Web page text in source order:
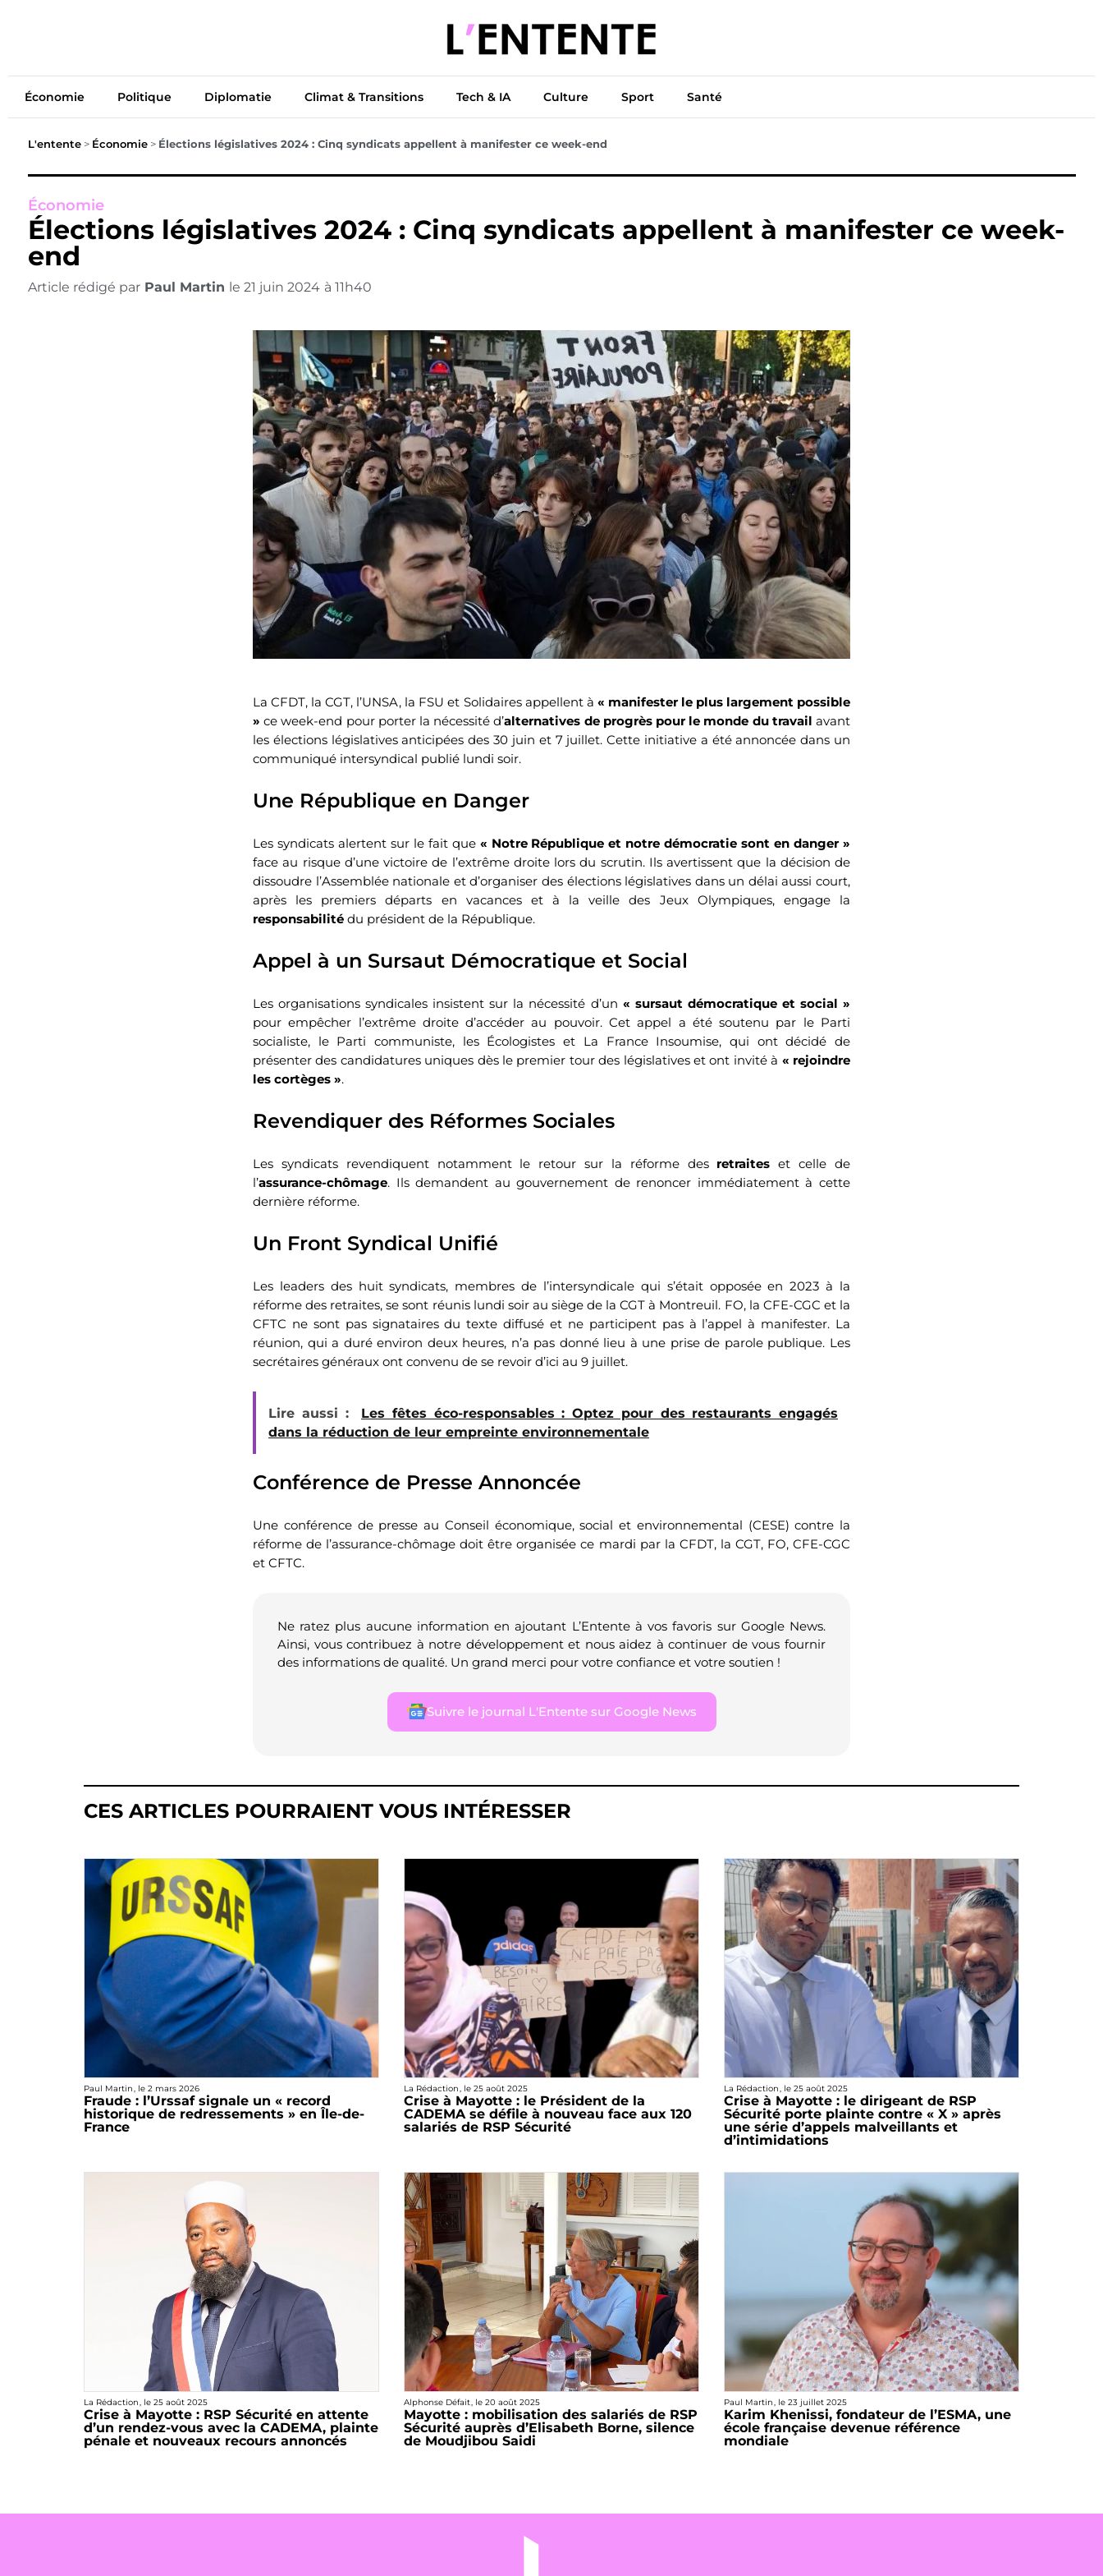
Diplomatie Climat & Transitions Tech & IA
Économie Politique Diplomatie Climat & Transitions Tech & IA Culture Sport Santé
L'entente> Économie> Élections législatives 2024 : Cinq syndicats appellent à manifester ce week-end
Économie
Élections législatives 2024 : Cinq syndicats appellent à manifester ce week-
end
Article rédigé par Paul Martin le 21 juin 2024 à 11h40
La CFDT, la CGT, l’UNSA, la FSU et Solidaires appellent à « manifester le plus largement possible
» ce week-end pour porter la nécessité d’alternatives de progrès pour le monde du travail avant
les élections législatives anticipées des 30 juin et 7 juillet. Cette initiative a été annoncée dans un
communiqué intersyndical publié lundi soir.
Une République en Danger
Les syndicats alertent sur le fait que « Notre République et notre démocratie sont en danger »
face au risque d’une victoire de l’extrême droite lors du scrutin. Ils avertissent que la décision de
dissoudre l’Assemblée nationale et d’organiser des élections législatives dans un délai aussi court,
après les premiers départs en vacances et à la veille des Jeux Olympiques, engage la
responsabilité du président de la République.
Appel à un Sursaut Démocratique et Social
Les organisations syndicales insistent sur la nécessité d’un « sursaut démocratique et social »
pour empêcher l’extrême droite d’accéder au pouvoir. Cet appel a été soutenu par le Parti
socialiste, le Parti communiste, les Écologistes et La France Insoumise, qui ont décidé de
présenter des candidatures uniques dès le premier tour des législatives et ont invité à « rejoindre
les cortèges ».
Revendiquer des Réformes Sociales
Les syndicats revendiquent notamment le retour sur la réforme des retraites et celle de
l’assurance-chômage. Ils demandent au gouvernement de renoncer immédiatement à cette
dernière réforme.
Un Front Syndical Unifié
Les leaders des huit syndicats, membres de l’intersyndicale qui s’était opposée en 2023 à la
réforme des retraites, se sont réunis lundi soir au siège de la CGT à Montreuil. FO, la CFE-CGC et la
CFTC ne sont pas signataires du texte diffusé et ne participent pas à l’appel à manifester. La
réunion, qui a duré environ deux heures, n’a pas donné lieu à une prise de parole publique. Les
secrétaires généraux ont convenu de se revoir d’ici au 9 juillet.
Lire aussi :
Les fêtes éco-responsables : Optez pour des restaurants engagés
dans la réduction de leur empreinte environnementale
Conférence de Presse Annoncée
Une conférence de presse au Conseil économique, social et environnemental (CESE) contre la
réforme de l’assurance-chômage doit être organisée ce mardi par la CFDT, la CGT, FO, CFE-CGC
et CFTC.
Ne ratez plus aucune information en ajoutant L’Entente à vos favoris sur Google News.
Ainsi, vous contribuez à notre développement et nous aidez à continuer de vous fournir
des informations de qualité. Un grand merci pour votre confiance et votre soutien !
Suivre le journal L'Entente sur Google News
CES ARTICLES POURRAIENT VOUS INTÉRESSER
Paul Martin, le 2 mars 2026
Fraude : l’Urssaf signale un « record
historique de redressements » en Île-de-
France
La Rédaction, le 25 août 2025
Crise à Mayotte : le Président de la
CADEMA se défile à nouveau face aux 120
salariés de RSP Sécurité
La Rédaction, le 25 août 2025
Crise à Mayotte : le dirigeant de RSP
Sécurité porte plainte contre « X » après
une série d’appels malveillants et
d’intimidations
La Rédaction, le 25 août 2025
Crise à Mayotte : RSP Sécurité en attente
d’un rendez-vous avec la CADEMA, plainte
pénale et nouveaux recours annoncés
Alphonse Défait, le 20 août 2025
Mayotte : mobilisation des salariés de RSP
Sécurité auprès d’Elisabeth Borne, silence
de Moudjibou Saidi
Paul Martin, le 23 juillet 2025
Karim Khenissi, fondateur de l’ESMA, une
école française devenue référence
mondiale